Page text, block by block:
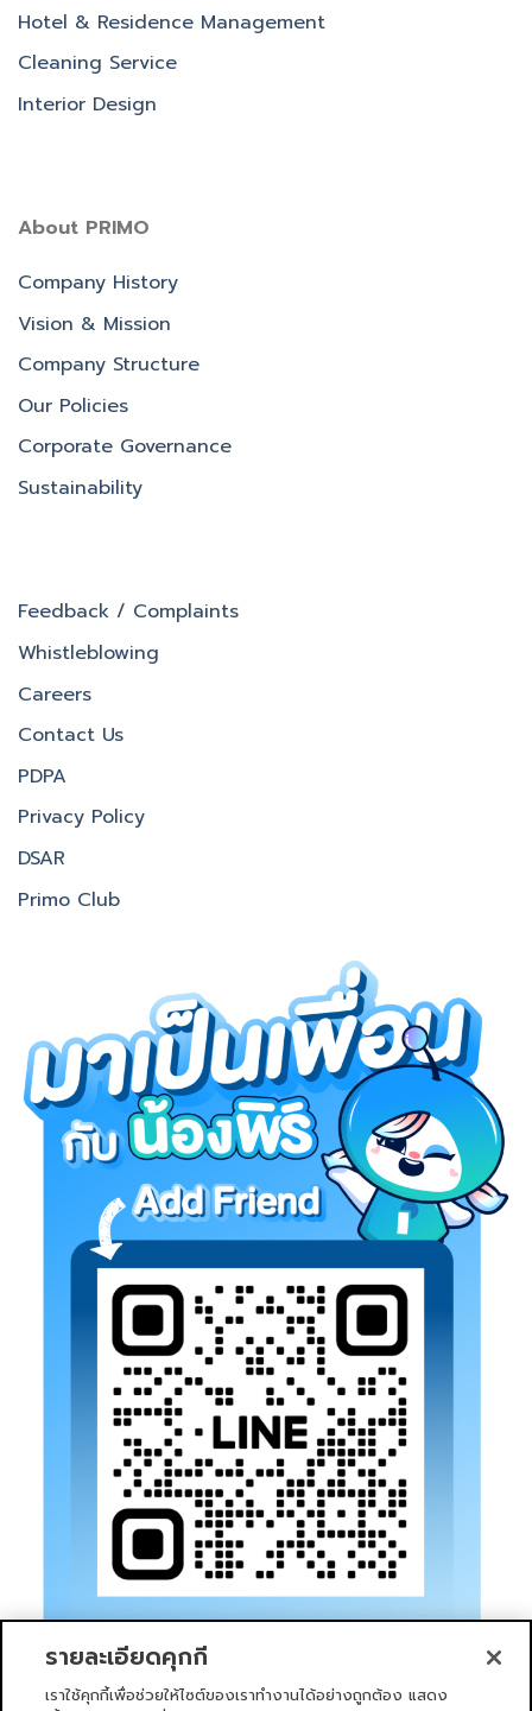
Hotel & Residence Management
Cleaning Service
Interior Design
About PRIMO
Company History
Vision & Mission
Company Structure
Our Policies
Corporate Governance
Sustainability
Feedback / Complaints
Whistleblowing
Careers
Contact Us
PDPA
Privacy Policy
DSAR
Primo Club
รายละเอียดคุกกี้
เราใช้คุกกี้เพื่อช่วยให้ไซต์ของเราทำงานได้อย่างถูกต้อง แสดง